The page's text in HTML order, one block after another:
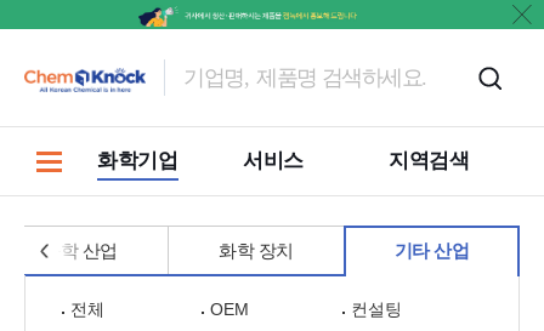
화학기업 서비스 지역검색
화학 산업 화학 장치 기타 산업
전체 OEM
컨설팅